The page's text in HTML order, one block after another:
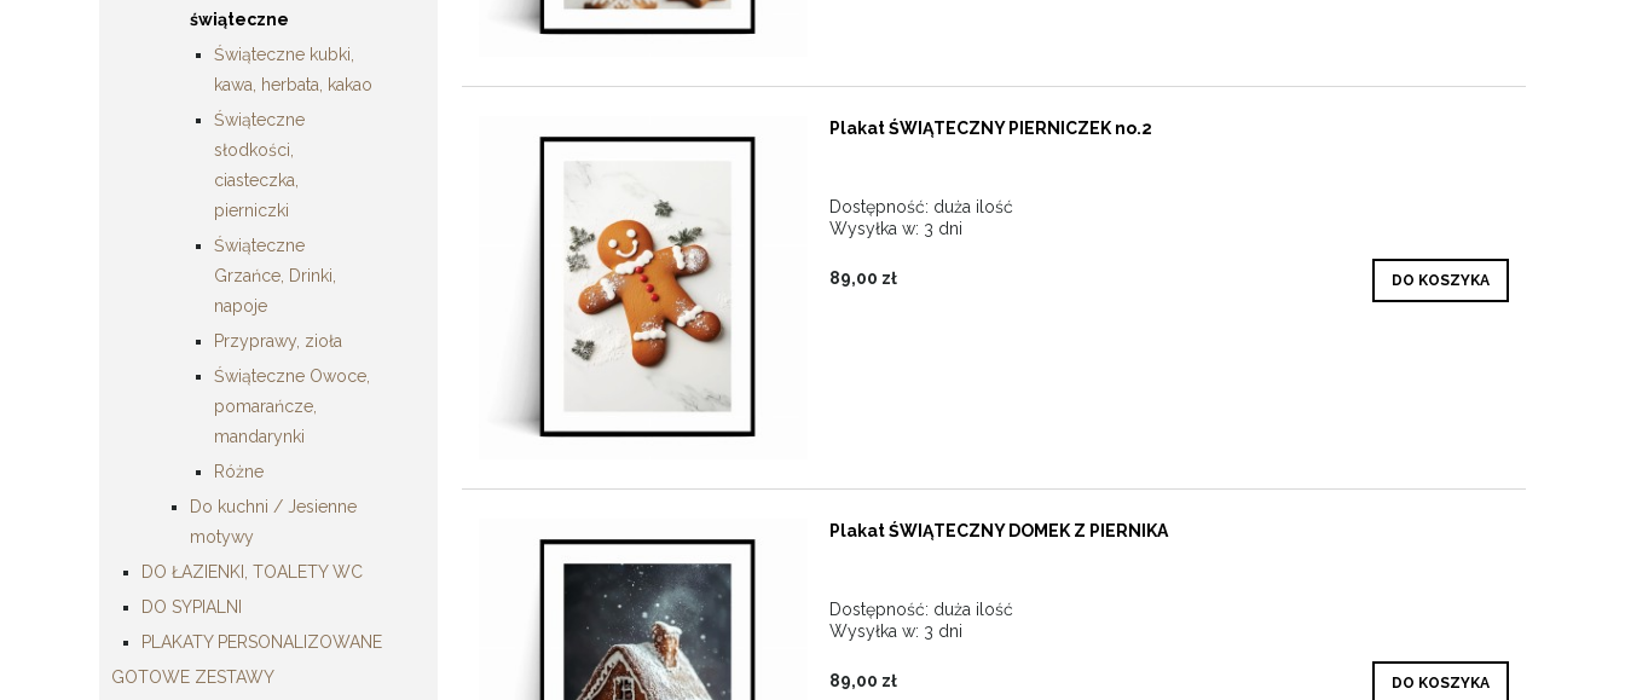
świąteczne
Świąteczne kubki,
kawa, herbata, kakao
Świąteczne
słodkości,
ciasteczka,
pierniczki
Świąteczne
Grzańce, Drinki,
napoje
Przyprawy, zioła
Świąteczne Owoce,
pomarańcze,
mandarynki
Różne
Do kuchni / Jesienne
motywy
DO ŁAZIENKI, TOALETY WC
DO SYPIALNI
PLAKATY PERSONALIZOWANE
GOTOWE ZESTAWY
Plakat ŚWIĄTECZNY PIERNICZEK no.2
Dostępność: duża ilość
Wysyłka w: 3 dni
89,00 zł DO KOSZYKA
Plakat ŚWIĄTECZNY DOMEK Z PIERNIKA
Dostępność: duża ilość
Wysyłka w: 3 dni
89,00 zł DO KOSZYKA